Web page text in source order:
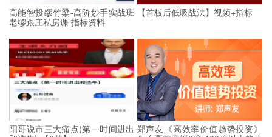
高能智投缪竹梁-高阶妙手实战班
老缪跟庄私房课 指标资料
【首板后低吸战法】视频+指标
阳哥说市三大痛点(第一时间进出 郑声友《高效率价值趋势投资》